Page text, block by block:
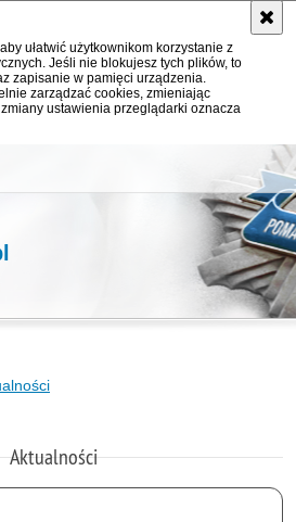
ułatwić użytkownikom korzystanie z
Jeśli nie blokujesz tych plików, to
zapisanie w pamięci urządzenia.
zarządzać cookies, zmieniając
ustawienia przeglądarki oznacza
Aktualności